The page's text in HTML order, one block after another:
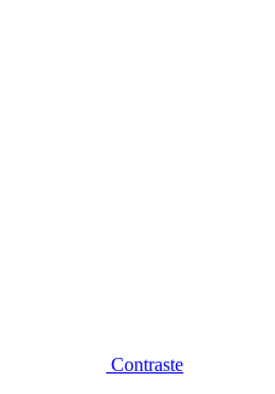
Contraste